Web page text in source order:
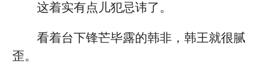
这着实有点儿犯忌讳了。
看着台下锋芒毕露的韩非，韩王就很腻
歪。